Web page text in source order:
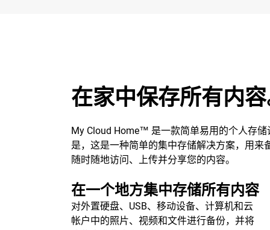
在家中保存所有内
My Cloud Home™ 是一款简单易用的个人存
是，这是一种简单的集中存储解决方案，用
随时随地访问、上传并分享您的内容。
在一个地方集中存储所有内容
对外置硬盘、USB、移动设备、计算机和云
帐户中的照片、视频和文件进行备份，并将